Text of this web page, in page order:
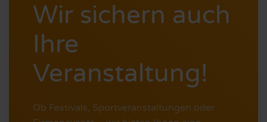
Wir sichern auch
Ihre
Veranstaltung!
Ob Festivals, Sportveranstaltungen oder